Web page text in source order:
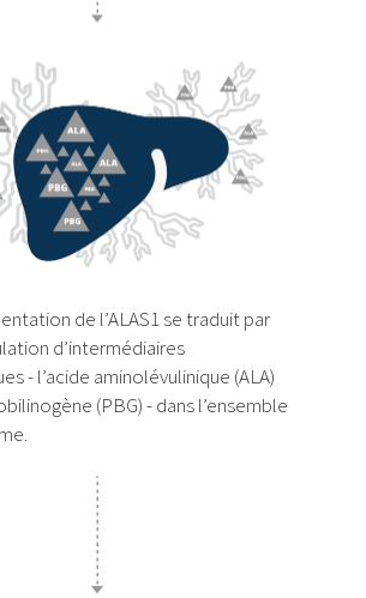
de l’ALAS1 se traduit par
d’intermédiaires
- l’acide aminolévulinique (ALA)
(PBG) - dans l’ensemble